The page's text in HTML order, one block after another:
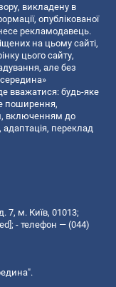
викладену в
опублікованої
рекламодавець.
на цьому сайті,
цього сайту,
але без
вважатися: будь-яке
поширення,
включенням до
переклад
7, м. Київ, 01013;
; - телефон — (044)